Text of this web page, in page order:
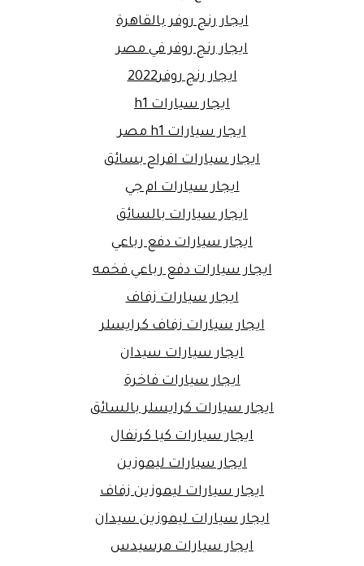
ايجار رنج روفر بالقاهرة
ايجار رنج روفر في مصر
ايجار رنج روفر2022
ايجار سيارات h1
ايجار سيارات h1 مصر
ايجار سيارات افراح بسائق
ايجار سيارات ام جي
ايجار سيارات بالسائق
ايجار سيارات دفع رباعي
ايجار سيارات دفع رباعي فخمه
ايجار سيارات زفاف
ايجار سيارات زفاف كرايسلر
ايجار سيارات سيدان
ايجار سيارات فاخرة
ايجار سيارات كرايسلر بالسائق
ايجار سيارات كيا كرنفال
ايجار سيارات ليموزين
ايجار سيارات ليموزين زفاف
ايجار سيارات ليموزين سيدان
ايجار سيارات مرسيدس